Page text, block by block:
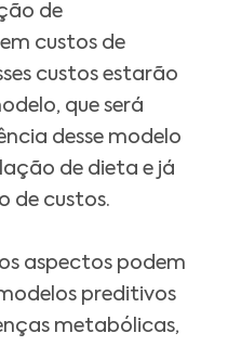
de
custos de
custos estarão
que será
desse modelo
de dieta e já
de custos.
aspectos podem
preditivos
metabólicas,